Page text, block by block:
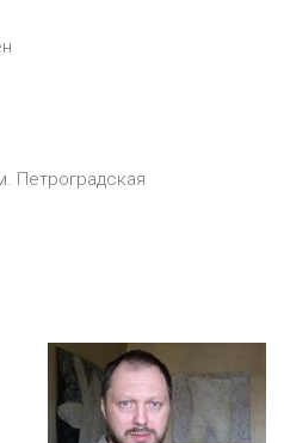
Петроградская